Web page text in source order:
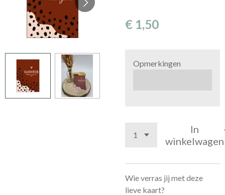
€ 1,50
Opmerkingen
In
winkelwagen
Wie verras jij met deze
lieve kaart?